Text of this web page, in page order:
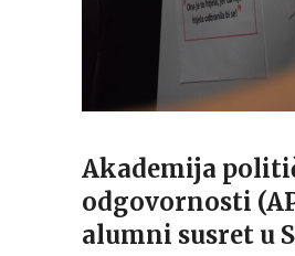
Akademija
odgovornosti
alumni susret u